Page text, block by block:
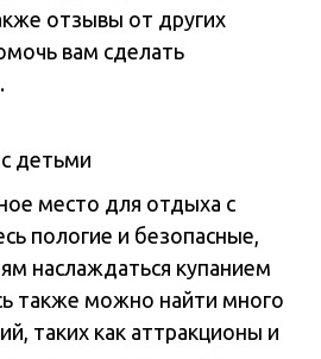
отзывы от других
вам сделать
детьми
место для отдыха с
пологие и безопасные,
наслаждаться купанием
также можно найти много
таких как аттракционы и